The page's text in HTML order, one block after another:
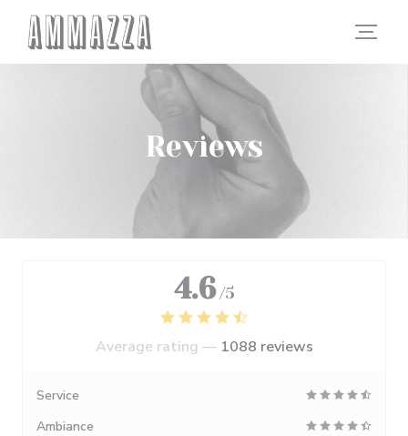
Personalizing your cookie choices
Reviews
4.6 /5
Average rating — 1088 reviews
Service
Ambiance